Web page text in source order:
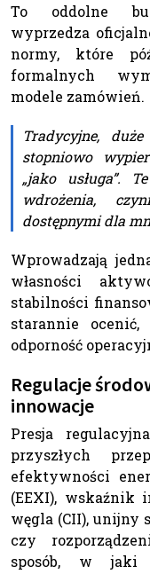
To oddolne
wyprzedza
normy, które
formalnych
modele zamówień.
Tradycyjne,
stopniowo
„jako usługa”.
wdrożenia,
dostępnymi dla
Wprowadzają
własności
stabilności
starannie ocenić,
odporność
Regulacje
innowacje
Presja
przyszłych
efektywności
(EEXI), wskaźnik
węgla (CII), unijny
czy
sposób, w jaki